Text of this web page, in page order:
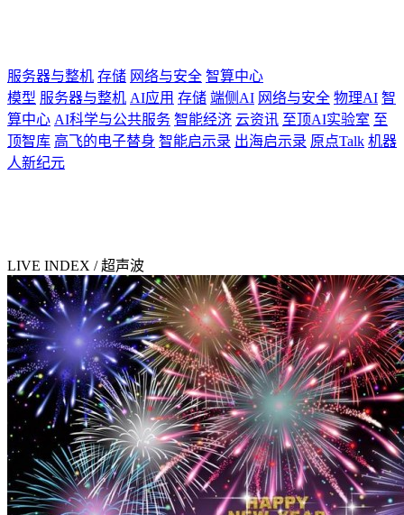
服务器与整机 存储 网络与安全 智算中心
模型 服务器与整机 AI应用 存储 端侧AI 网络与安全 物理AI 智
算中心 AI科学与公共服务 智能经济 云资讯 至顶AI实验室 至
顶智库 高飞的电子替身 智能启示录 出海启示录 原点Talk 机器
人新纪元
LIVE INDEX / 超声波